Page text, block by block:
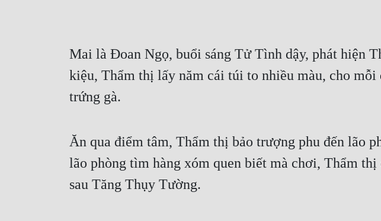
Mai là Đoan Ngọ, buổi sáng Tử Tình dậy, phát hiện
kiệu, Thẩm thị lấy năm cái túi to nhiều màu, cho
trứng gà.
Ăn qua điểm tâm, Thẩm thị bảo trượng phu đến lão
lão phòng tìm hàng xóm quen biết mà chơi, Thẩm
sau Tăng Thụy Tường.